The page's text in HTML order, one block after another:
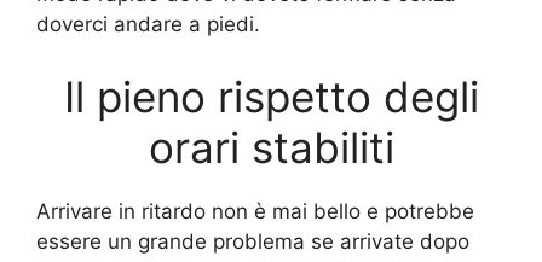
doverci andare a piedi.
Il pieno rispetto degli
orari stabiliti
Arrivare in ritardo non è mai bello e potrebbe
essere un grande problema se arrivate dopo